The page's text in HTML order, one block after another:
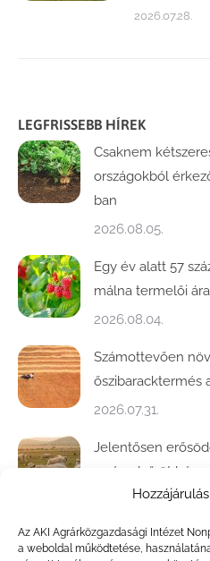
Az AKI Agrárközgazdasági Intézet
a weboldal működtetése,
2026.07.28.
LEGFRISSEBB HÍREK
Csaknem
országokból
ban
2026.08.05.
Egy év alatt 57
málna termelői ára
2026.08.04.
Számottevően
őszibaracktermés
2026.07.31.
Jelentősen
az év első öt
2026.07.28.
Közel ötödével